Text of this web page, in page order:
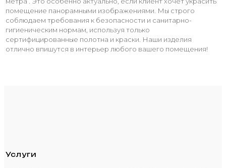
помещение панорамными изображениями. Мы строго
соблюдаем требования к безопасности и санитарно-
гигиеническим нормам, используя только
сертифицированные полотна и краски. Наши изделия
отлично впишутся в интерьер любого вашего помещения!
Услуги